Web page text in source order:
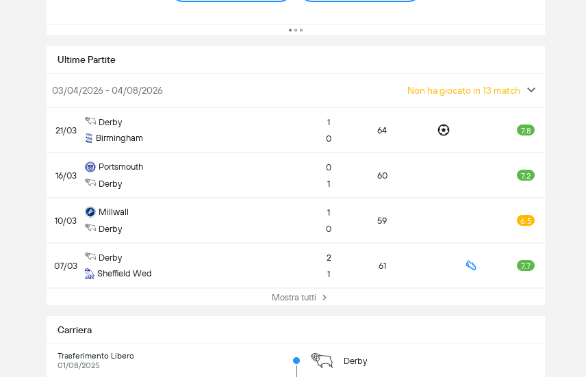
Ultime Partite
03/04/2026 - 04/08/2026 Non ha giocato in 13 match
21/03
Derby
Birmingham
1
0
64 7.8
16/03
Portsmouth
Derby
0
1
60 7.2
10/03
Millwall
Derby
1
0
59 6.5
07/03
Derby
Sheffield Wed
2
1
61 7.7
Mostra tutti
Carriera
Trasferimento Libero
01/08/2025
Derby